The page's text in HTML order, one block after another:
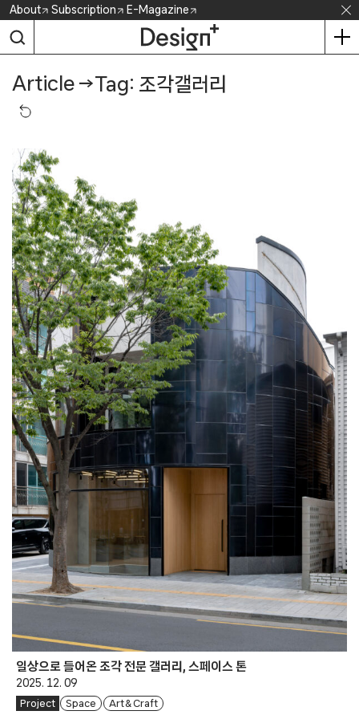
Skip
content
About Subscription E-Magazine
Article →Tag: 조각갤러리
일상으로 들어온 조각 전문 갤러리, 스페이스 톤
2025. 12. 09
Project Space Art & Craft